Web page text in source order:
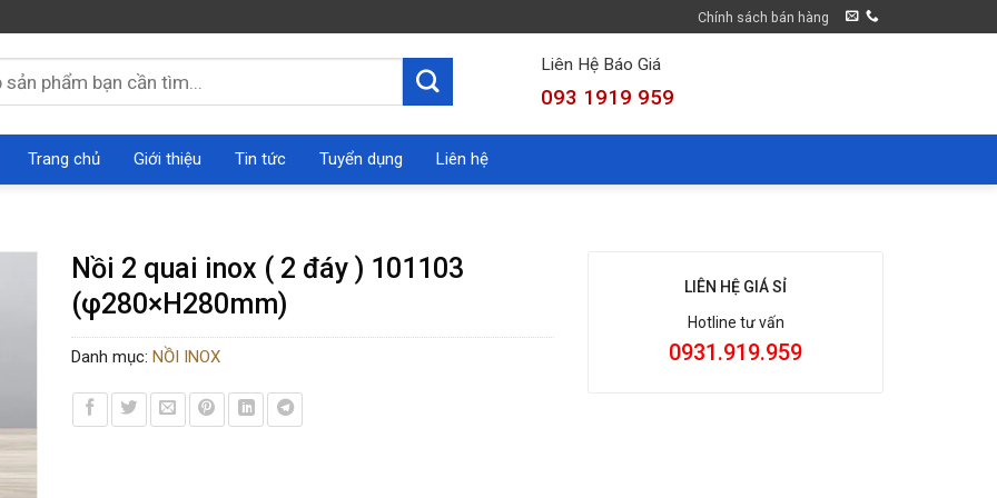
Chính sách bán hàng
Liên Hệ Báo Giá
093 1919 959
Trang chủ Giới thiệu Tin tức Tuyển dụng Liên hệ
Nồi 2 quai inox ( 2 đáy ) 101103
(φ280×H280mm)
Danh mục: NỒI INOX
LIÊN HỆ GIÁ SỈ
Hotline tư vấn
0931.919.959